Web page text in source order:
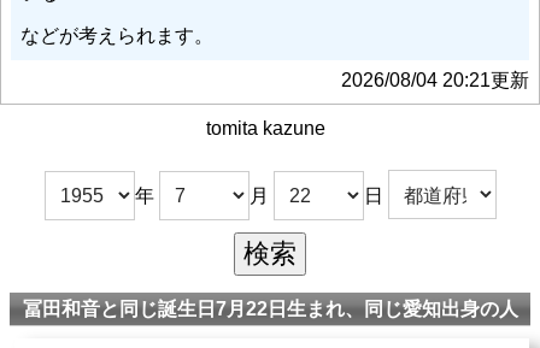
などが考えられます。
2026/08/04 20:21更新
tomita kazune
年 月 日
冨田和音と同じ誕生日7月22日生まれ、同じ愛知出身の人